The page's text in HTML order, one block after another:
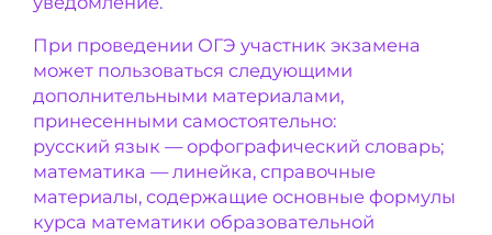
При проведении ОГЭ участник экзамена
может пользоваться следующими
дополнительными материалами,
принесенными самостоятельно:
русский язык — орфографический словарь;
математика — линейка, справочные
материалы, содержащие основные формулы
курса математики образовательной